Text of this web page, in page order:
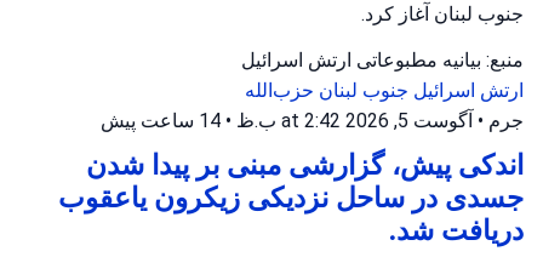
جنوب لبنان آغاز کرد.
منبع: بیانیه مطبوعاتی ارتش اسرائیل
ارتش اسرائیل جنوب لبنان حزب‌الله
جرم • آگوست 5, 2026 at 2:42 ب.ظ • 14 ساعت پیش
اندکی پیش، گزارشی مبنی بر پیدا شدن
جسدی در ساحل نزدیکی زیکرون یاعقوب
دریافت شد.